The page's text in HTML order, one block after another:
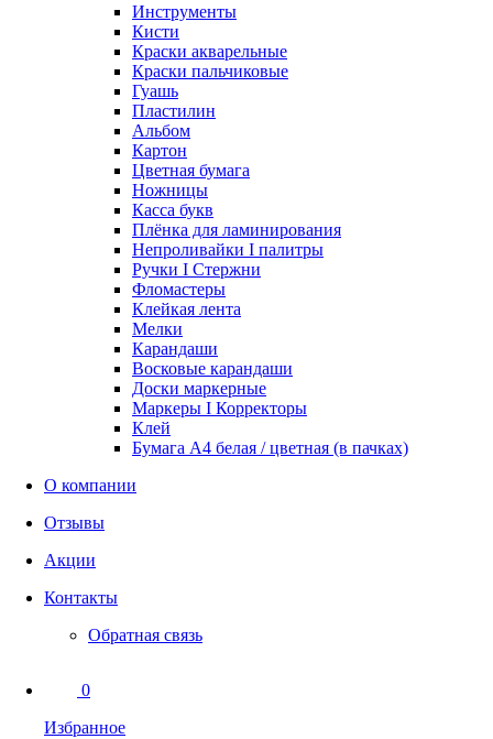
Инструменты
Кисти
Краски акварельные
Краски пальчиковые
Гуашь
Пластилин
Альбом
Картон
Цветная бумага
Ножницы
Касса букв
Плёнка для ламинирования
Непроливайки I палитры
Ручки I Стержни
Фломастеры
Клейкая лента
Мелки
Карандаши
Восковые карандаши
Доски маркерные
Маркеры I Корректоры
Клей
Бумага А4 белая / цветная (в пачках)
О компании
Отзывы
Акции
Контакты
Обратная связь
0
Избранное